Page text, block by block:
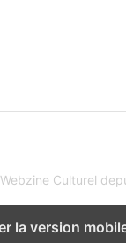
Culturel
la version